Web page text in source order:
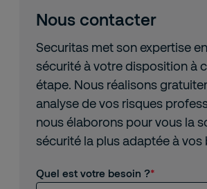
Nous contacter
Securitas met son expertise
sécurité à votre disposition à
étape. Nous réalisons
analyse de vos risques
nous élaborons pour vous la
sécurité la plus adaptée à vos
Quel est votre besoin ?